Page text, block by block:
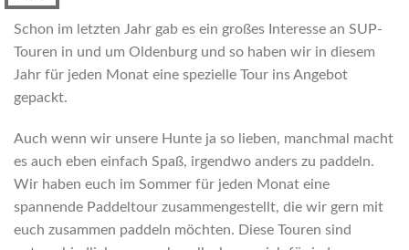
Schon im letzten Jahr gab es ein großes Interesse an SUP-
Touren in und um Oldenburg und so haben wir in diesem
Jahr für jeden Monat eine spezielle Tour ins Angebot
gepackt.
Auch wenn wir unsere Hunte ja so lieben, manchmal macht
es auch eben einfach Spaß, irgendwo anders zu paddeln.
Wir haben euch im Sommer für jeden Monat eine
spannende Paddeltour zusammengestellt, die wir gern mit
euch zusammen paddeln möchten. Diese Touren sind